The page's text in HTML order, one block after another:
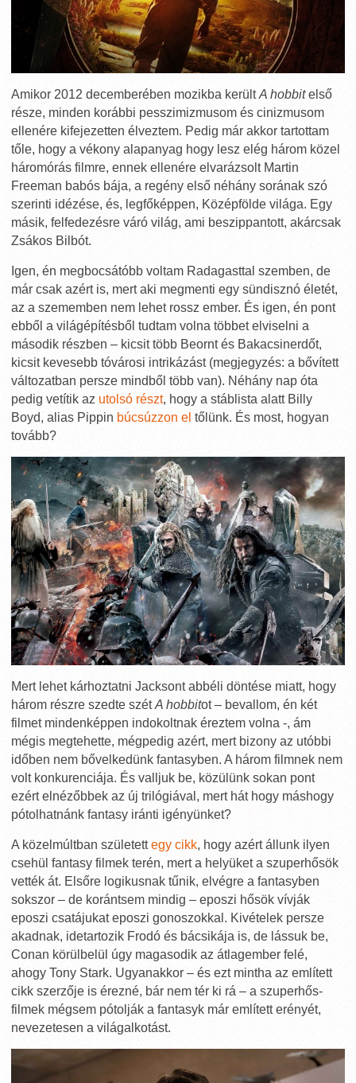
Amikor 2012 decemberében mozikba kerültA hobbitelső
része, minden korábbi pesszimizmusom és cinizmusom
ellenére kifejezetten élveztem. Pedig már akkor tartottam
tőle, hogy a vékony alapanyag hogy lesz elég három közel
háromórás filmre, ennek ellenére elvarázsolt Martin
Freeman babós bája, a regény első néhány sorának szó
szerinti idézése, és, legfőképpen, Középfölde világa. Egy
másik, felfedezésre váró világ, ami beszippantott, akárcsak
Zsákos Bilbót.
Igen, én megbocsátóbb voltam Radagasttal szemben, de
már csak azért is, mert aki megmenti egy sündisznó életét,
az a szememben nem lehet rossz ember. És igen, én pont
ebből a világépítésből tudtam volna többet elviselni a
második részben – kicsit több Beornt és Bakacsinerdőt,
kicsit kevesebb tóvárosi intrikázást (megjegyzés: a bővített
változatban persze mindből több van). Néhány nap óta
pedig vetítik az utolsó részt, hogy a stáblista alatt Billy
Boyd, alias Pippin búcsúzzon el tőlünk. És most, hogyan
tovább?
Mert lehet kárhoztatni Jacksont abbéli döntése miatt, hogy
három részre szedte szétA hobbitot – bevallom, én két
filmet mindenképpen indokoltnak éreztem volna -, ám
mégis megtehette, mégpedig azért, mert bizony az utóbbi
időben nem bővelkedünk fantasyben. A három filmnek nem
volt konkurenciája. És valljuk be, közülünk sokan pont
ezért elnézőbbek az új trilógiával, mert hát hogy máshogy
pótolhatnánk fantasy iránti igényünket?
A közelmúltban születettegy cikk, hogy azért állunk ilyen
csehül fantasy filmek terén, mert a helyüket a szuperhősök
vették át. Elsőre logikusnak tűnik, elvégre a fantasyben
sokszor – de korántsem mindig – eposzi hősök vívják
eposzi csatájukat eposzi gonoszokkal. Kivételek persze
akadnak, idetartozik Frodó és bácsikája is, de lássuk be,
Conan körülbelül úgy magasodik az átlagember felé,
ahogy Tony Stark. Ugyanakkor – és ezt mintha az említett
cikk szerzője is érezné, bár nem tér ki rá – a szuperhős-
filmek mégsem pótolják a fantasyk már említett erényét,
nevezetesen a világalkotást.